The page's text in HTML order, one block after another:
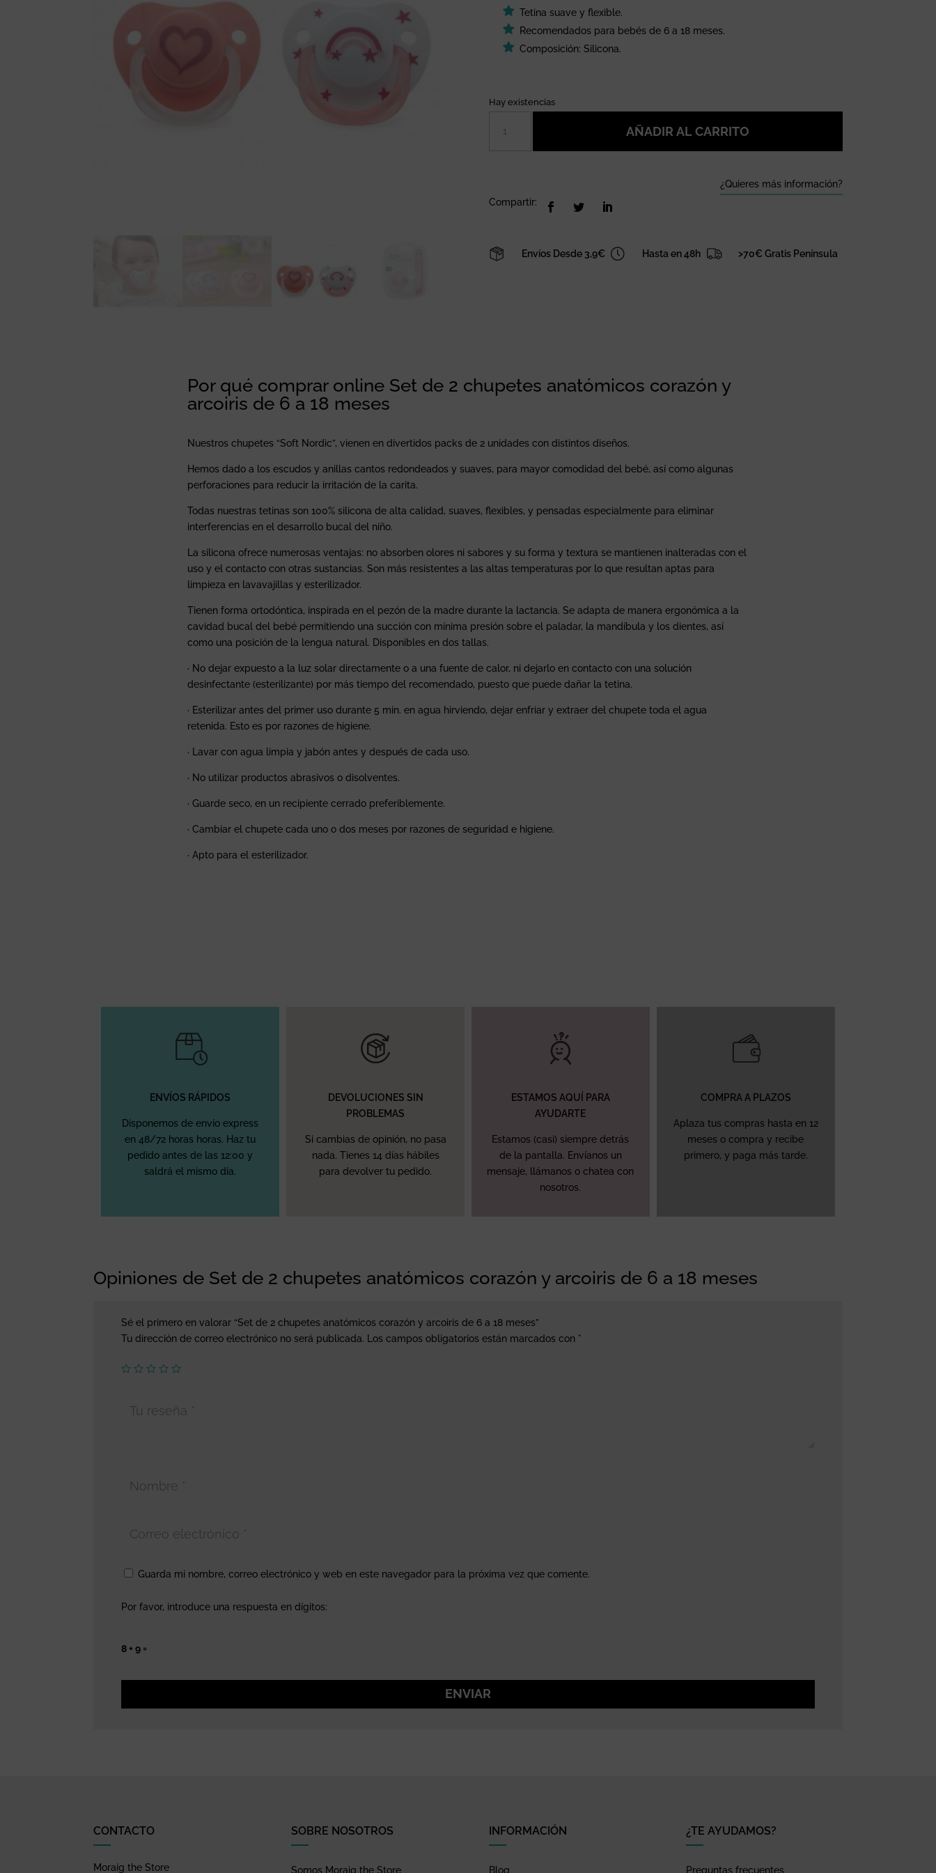
Tetina suave y flexible.
Recomendados para bebés de 6 a 18 meses.
Composición: Silicona.
Hay existencias
corazón
de
6
AÑADIR AL CARRITO
Compartir:
¿Quieres más información?
Envíos Desde 3,9€ Hasta en 48h >70€ Gratis Península
Por qué comprar online Set de 2 chupetes anatómicos corazón y
arcoiris de 6 a 18 meses
Nuestros chupetes “Soft Nordic”, vienen en divertidos packs de 2 unidades con distintos diseños.
Hemos dado a los escudos y anillas cantos redondeados y suaves, para mayor comodidad del bebé, así como algunas
perforaciones para reducir la irritación de la carita.
Todas nuestras tetinas son 100% silicona de alta calidad, suaves, flexibles, y pensadas especialmente para eliminar
interferencias en el desarrollo bucal del niño.
La silicona ofrece numerosas ventajas: no absorben olores ni sabores y su forma y textura se mantienen inalteradas con el
uso y el contacto con otras sustancias. Son más resistentes a las altas temperaturas por lo que resultan aptas para
limpieza en lavavajillas y esterilizador.
Tienen forma ortodóntica, inspirada en el pezón de la madre durante la lactancia. Se adapta de manera ergonómica a la
cavidad bucal del bebé permitiendo una succión con mínima presión sobre el paladar, la mandíbula y los dientes, así
como una posición de la lengua natural. Disponibles en dos tallas.
· No dejar expuesto a la luz solar directamente o a una fuente de calor, ni dejarlo en contacto con una solución
desinfectante (esterilizante) por más tiempo del recomendado, puesto que puede dañar la tetina.
· Esterilizar antes del primer uso durante 5 min. en agua hirviendo, dejar enfriar y extraer del chupete toda el agua
retenida. Esto es por razones de higiene.
· Lavar con agua limpia y jabón antes y después de cada uso.
· No utilizar productos abrasivos o disolventes.
· Guarde seco, en un recipiente cerrado preferiblemente.
· Cambiar el chupete cada uno o dos meses por razones de seguridad e higiene.
· Apto para el esterilizador.
ENVÍOS RÁPIDOS
Disponemos de envío express
en 48/72 horas horas. Haz tu
pedido antes de las 12:00 y
saldrá el mismo día.
DEVOLUCIONES SIN
PROBLEMAS
Si cambias de opinión, no pasa
nada. Tienes 14 días hábiles
para devolver tu pedido.
ESTAMOS AQUÍ PARA
AYUDARTE
Estamos (casi) siempre detrás
de la pantalla. Envíanos un
mensaje, llámanos o chatea con
nosotros.
COMPRA A PLAZOS
Aplaza tus compras hasta en 12
meses o compra y recibe
primero, y paga más tarde.
Opiniones de Set de 2 chupetes anatómicos corazón y arcoiris de 6 a 18 meses
Sé el primero en valorar “Set de 2 chupetes anatómicos corazón y arcoiris de 6 a 18 meses”
Tu dirección de correo electrónico no será publicada.
Los campos obligatorios están marcados con *
Guarda mi nombre, correo electrónico y web en este navegador para la próxima vez que comente.
Por favor, introduce una respuesta en dígitos:
8 + 9 =
ENVIAR
CONTACTO
Moraig the Store
SOBRE NOSOTROS
Somos Moraig the Store
INFORMACIÓN
Blog
¿TE AYUDAMOS?
Preguntas frecuentes